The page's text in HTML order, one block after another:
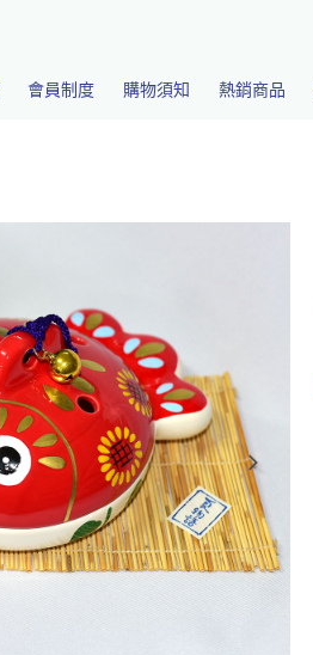
會員制度 購物須知 熱銷商品